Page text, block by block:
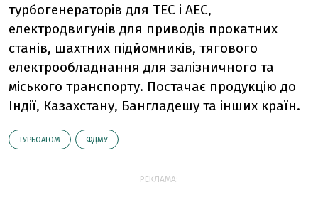
турбогенераторів для ТЕС і АЕС,
електродвигунів для приводів прокатних
станів, шахтних підйомників, тягового
електрообладнання для залізничного та
міського транспорту. Постачає продукцію до
Індії, Казахстану, Бангладешу та інших країн.
ТУРБОАТОМ ФДМУ
РЕКЛАМА: